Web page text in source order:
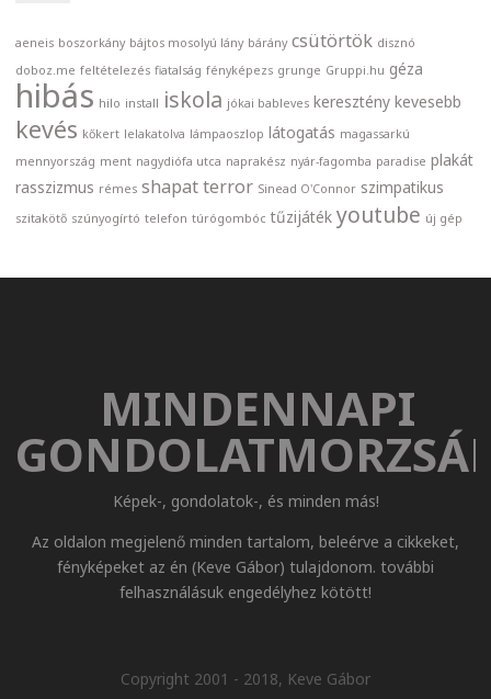
aeneis boszorkány bájtos mosolyú lány bárány csütörtök disznó
doboz.me feltételezés fiatalság fényképezs grunge Gruppi.hu géza
hibás hilo install iskola jókai bableves keresztény kevesebb
kevés kőkert lelakatolva lámpaoszlop látogatás magassarkú
mennyország ment nagydiófa utca naprakész nyár-fagomba paradise plakát
rasszizmus rémes shapat terror Sinead O'Connor szimpatikus
szitakötő szúnyogírtó telefon túrógombóc tűzijáték youtube új gép
MINDENNAPI
Képek-, gondolatok-, és minden más!
Az oldalon megjelenő minden tartalom, beleérve a cikkeket,
fényképeket az én (Keve Gábor) tulajdonom. további
felhasználásuk engedélyhez kötött!
Copyright 2001 - 2018, Keve Gábor